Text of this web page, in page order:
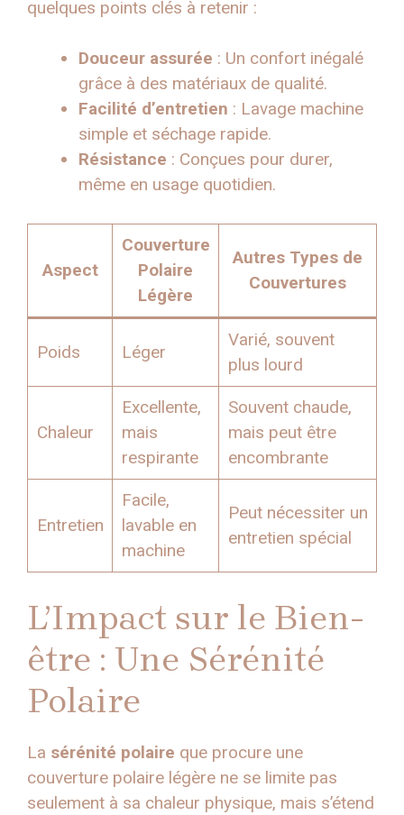
quelques points clés à retenir :
Douceur assurée : Un confort inégalé
grâce à des matériaux de qualité.
Facilité d’entretien : Lavage machine
simple et séchage rapide.
Résistance : Conçues pour durer,
même en usage quotidien.
Aspect
Couverture
Polaire
Légère
Autres Types de
Couvertures
Poids Léger
Varié, souvent
plus lourd
Chaleur
Excellente,
mais
respirante
Souvent chaude,
mais peut être
encombrante
Entretien
Facile,
lavable en
machine
Peut nécessiter un
entretien spécial
L’Impact sur le Bien-
être : Une Sérénité
Polaire
La sérénité polaire que procure une
couverture polaire légère ne se limite pas
seulement à sa chaleur physique, mais s’étend